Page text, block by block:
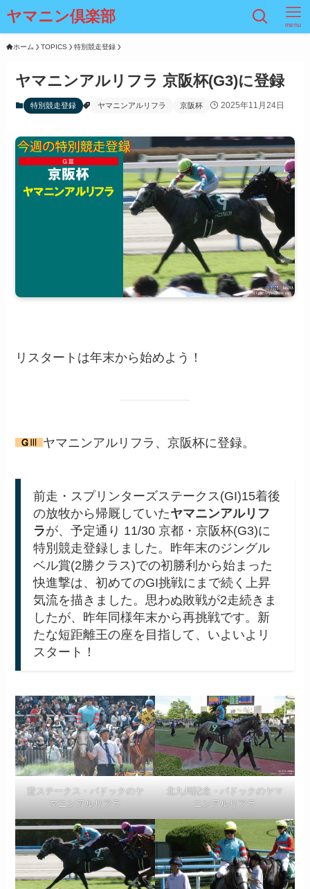
ヤマニン倶楽部 menu
ホーム TOPICS 特別競走登録
ヤマニンアルリフラ 京阪杯(G3)に登録
特別競走登録 ヤマニンアルリフラ 京阪杯 2025年11月24日
リスタートは年末から始めよう！
ヤマニンアルリフラ、京阪杯に登録。
前走・スプリンターズステークス(GI)15着後
の放牧から帰厩していたヤマニンアルリフ
ラが、予定通り 11/30 京都・京阪杯(G3)に
特別競走登録しました。昨年末のジングル
ベル賞(2勝クラス)での初勝利から始まった
快進撃は、初めてのGI挑戦にまで続く上昇
気流を描きました。思わぬ敗戦が2走続きま
したが、昨年同様年末から再挑戦です。新
たな短距離王の座を目指して、いよいよリ
スタート！
淀ステークス・パドックのヤ
マニンアルリフラ
北九州記念・パドックのヤマ
ニンアルリフラ